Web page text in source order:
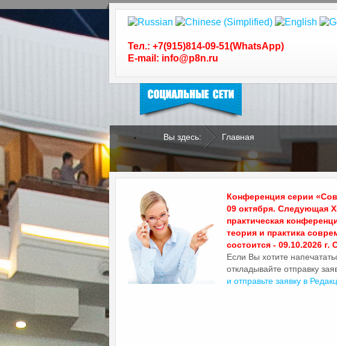
Тел.: +7(915)814-09-51(WhatsApp)
E-mail: info@p8n.ru
Следуйте за нами в
.
Вы здесь: Главная
Конференция серии
09 октября. Следующая
практическая
теория и практика
состоится - 09.10.2026 г.
Если Вы хотите
откладывайте отправку
и отправьте заявку в